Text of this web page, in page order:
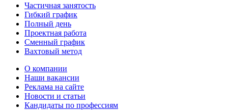
Частичная занятость
Гибкий график
Полный день
Проектная работа
Сменный график
Вахтовый метод
О компании
Наши вакансии
Реклама на сайте
Новости и статьи
Кандидаты по профессиям